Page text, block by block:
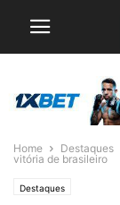
Home Destaques
vitória de brasileiro
Destaques